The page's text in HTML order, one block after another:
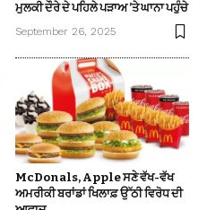
ਮੁਲਕੀ ਦੌਰੇ ਦੇ ਪਹਿਲੇ ਪੜਾਅ ’ਤੇ ਘਾਨਾ ਪਹੁੰਚੇ
September 26, 2025
McDonals, Apple ਸਣੇ ਵੱਖ-ਵੱਖ
ਅਮਰੀਕੀ ਬਰਾਂਡਾਂ ਖਿਲਾਫ਼ ਉੱਠੀ ਵਿਰੋਧ ਦੀ